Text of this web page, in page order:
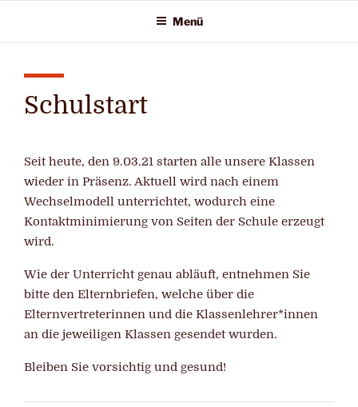
springen
Menü
Schulstart
Seit heute, den 9.03.21 starten alle unsere Klassen
wieder in Präsenz. Aktuell wird nach einem
Wechselmodell unterrichtet, wodurch eine
Kontaktminimierung von Seiten der Schule erzeugt
wird.
Wie der Unterricht genau abläuft, entnehmen Sie
bitte den Elternbriefen, welche über die
Elternvertreterinnen und die Klassenlehrer*innen
an die jeweiligen Klassen gesendet wurden.
Bleiben Sie vorsichtig und gesund!